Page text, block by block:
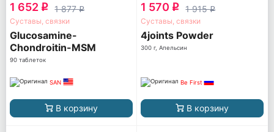
1 652 q 1 877q
Суставы, связки
Glucosamine-
Chondroitin-MSM
90 таблеток
SAN
В корзину
1 570 q 1 915q
Суставы, связки
4joints Powder
300 г, Апельсин
Be First
В корзину